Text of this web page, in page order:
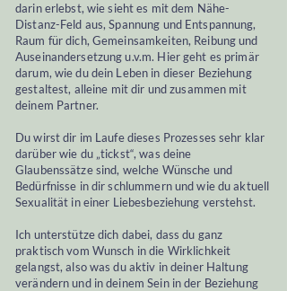
darin erlebst, wie sieht es mit dem Nähe-
Distanz-Feld aus, Spannung und Entspannung,
Raum für dich, Gemeinsamkeiten, Reibung und
Auseinandersetzung u.v.m. Hier geht es primär
darum, wie du dein Leben in dieser Beziehung
gestaltest, alleine mit dir und zusammen mit
deinem Partner.
Du wirst dir im Laufe dieses Prozesses sehr klar
darüber wie du „tickst“, was deine
Glaubenssätze sind, welche Wünsche und
Bedürfnisse in dir schlummern und wie du aktuell
Sexualität in einer Liebesbeziehung verstehst.
Ich unterstütze dich dabei, dass du ganz
praktisch vom Wunsch in die Wirklichkeit
gelangst, also was du aktiv in deiner Haltung
verändern und in deinem Sein in der Beziehung